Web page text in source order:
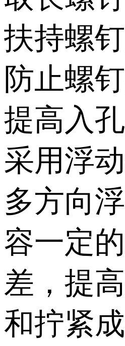
扶持螺
防止螺
提高入
采用浮
多方向
容一定
差，提
和拧紧